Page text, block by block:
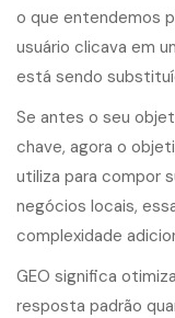
o que entendemos
usuário clicava em
está sendo
Se antes o seu
chave, agora o
utiliza para compor
negócios locais,
complexidade
GEO significa
resposta padrão